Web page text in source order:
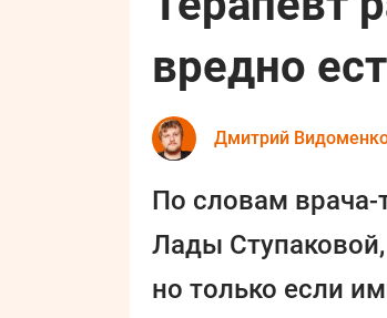
вредно
Дмитрий
По словам врача-
Лады
но только если